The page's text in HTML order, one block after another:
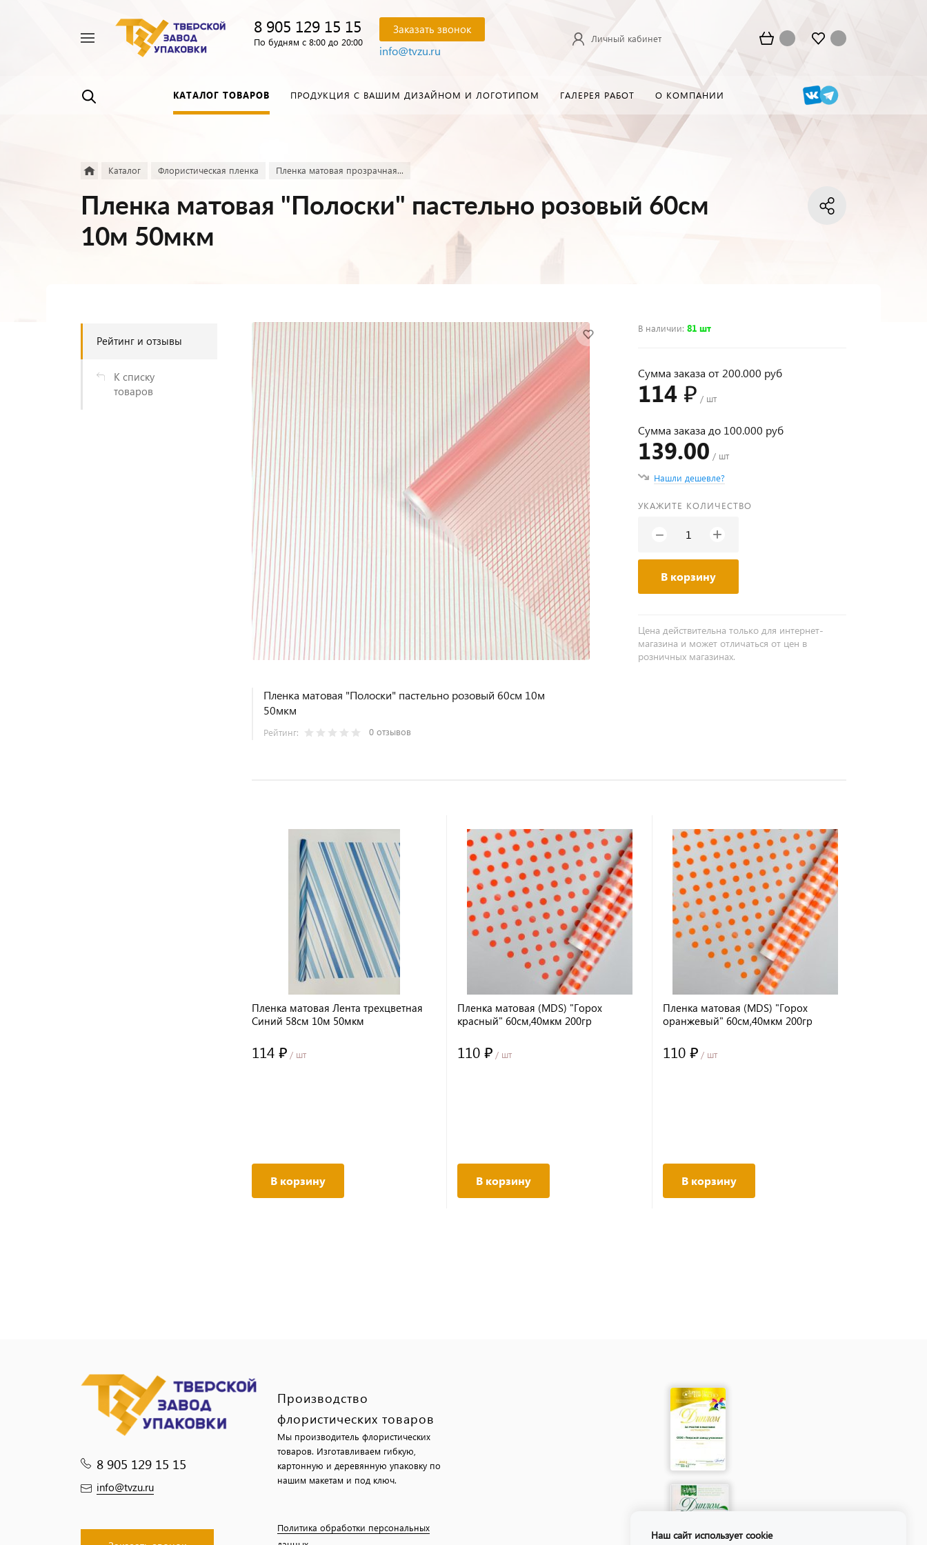
8 905 129 15 15
По будням с 8:00 до 20:00
Заказать звонок
info@tvzu.ru
Личный кабинет
КАТАЛОГ ТОВАРОВ ПРОДУКЦИЯ С ВАШИМ ДИЗАЙНОМ И ЛОГОТИПОМ ГАЛЕРЕЯ РАБОТ О КОМПАНИИ
Каталог Флористическая пленка Пленка матовая прозрачная...
Пленка матовая "Полоски" пастельно розовый 60см
10м 50мкм
Рейтинг и отзывы
К списку
товаров
Пленка матовая "Полоски" пастельно розовый 60см 10м
50мкм
Рейтинг: 0 отзывов
В наличии:81 шт
Сумма заказа от 200.000 руб
114 ₽ / шт
Сумма заказа до 100.000 руб
139.00 / шт
Нашли дешевле?
УКАЖИТЕ КОЛИЧЕСТВО
− +
В корзину
Цена действительна только для интернет-
магазина и может отличаться от цен в
розничных магазинах.
Пленка матовая Лента трехцветная
Синий 58см 10м 50мкм
114 ₽ / шт
В корзину
Пленка матовая (MDS) "Горох
красный" 60см,40мкм 200гр
110 ₽ / шт
В корзину
Пленка матовая (MDS) "Горох
оранжевый" 60см,40мкм 200гр
110 ₽ / шт
В корзину
8 905 129 15 15
info@tvzu.ru
Производство
флористических товаров
Мы производитель флористических
товаров. Изготавливаем гибкую,
картонную и деревянную упаковку по
нашим макетам и под ключ.
Политика обработки персональных
Наш сайт использует cookie